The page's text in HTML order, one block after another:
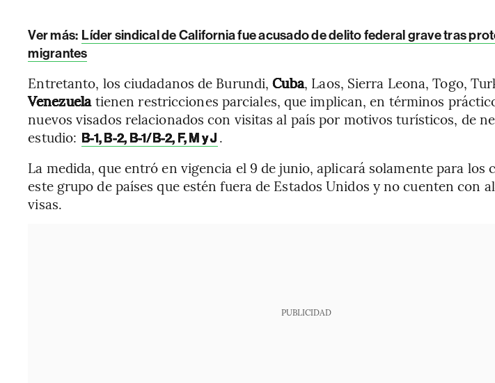
Ver más: Líder sindical de California fue acusado de delito federal grave tras
migrantes
Entretanto, los ciudadanos de Burundi,Cuba, Laos, Sierra Leona, Togo,
Venezuelatienen restricciones parciales, que implican, en términos
nuevos visados relacionados con visitas al país por motivos turísticos, de
estudio: B-1, B-2, B-1/B-2, F, M y J .
La medida, que entró en vigencia el 9 de junio, aplicará solamente para los
este grupo de países que estén fuera de Estados Unidos y no cuenten con
visas.
PUBLICIDAD